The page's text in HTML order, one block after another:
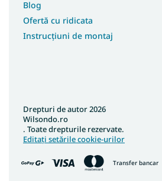
Covoare 40x60
Covoare 200x400
Covoare 160x210
Covoare colorate
Blog
Ofertă cu ridicata
Instrucțiuni de montaj
Transfer bancar
Drepturi de autor 2026
Wilsondo.ro
. Toate drepturile rezervate.
Editați setările cookie-urilor